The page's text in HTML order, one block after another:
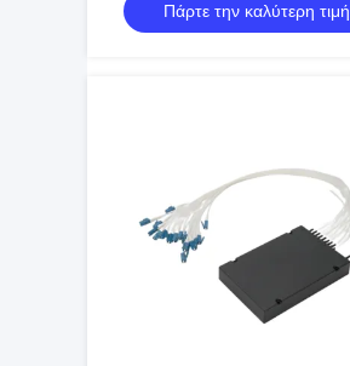
Πάρτε την καλύτερη τιμή